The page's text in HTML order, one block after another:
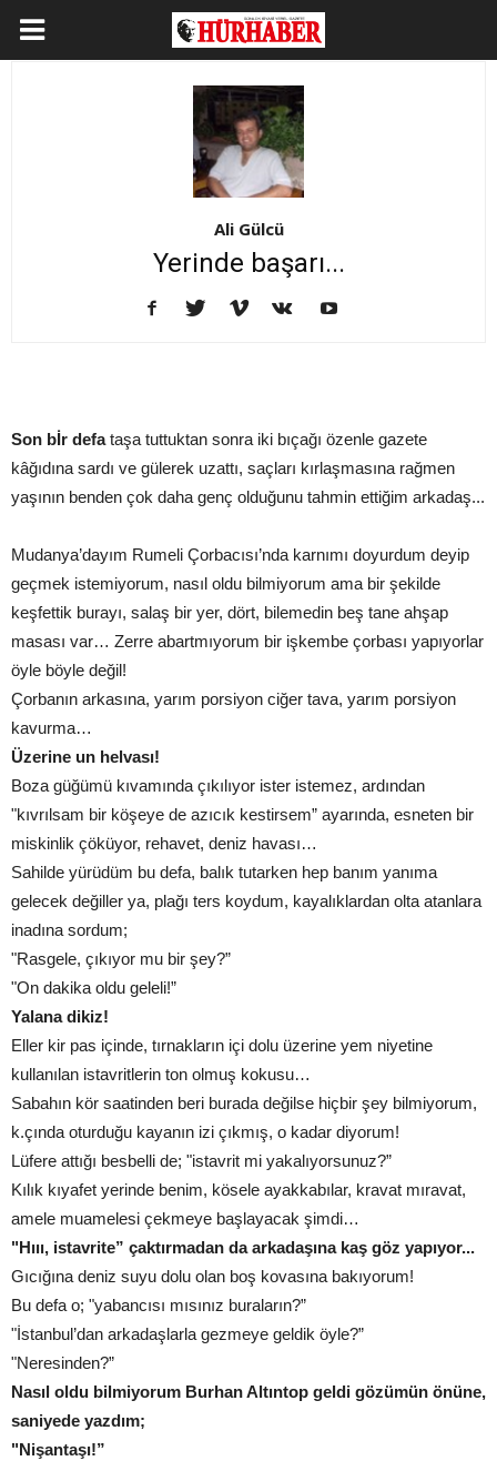
Ali Gülcü
Yerinde başarı...
Son bİr defataşa tuttuktan sonra iki bıçağı özenle gazete
kâğıdına sardı ve gülerek uzattı, saçları kırlaşmasına rağmen
yaşının benden çok daha genç olduğunu tahmin ettiğim arkadaş...
Mudanya’dayım Rumeli Çorbacısı’nda karnımı doyurdum deyip
geçmek istemiyorum, nasıl oldu bilmiyorum ama bir şekilde
keşfettik burayı, salaş bir yer, dört, bilemedin beş tane ahşap
masası var… Zerre abartmıyorum bir işkembe çorbası yapıyorlar
öyle böyle değil!
Çorbanın arkasına, yarım porsiyon ciğer tava, yarım porsiyon
kavurma…
Üzerine un helvası!
Boza güğümü kıvamında çıkılıyor ister istemez, ardından
"kıvrılsam bir köşeye de azıcık kestirsem” ayarında, esneten bir
miskinlik çöküyor, rehavet, deniz havası…
Sahilde yürüdüm bu defa, balık tutarken hep banım yanıma
gelecek değiller ya, plağı ters koydum, kayalıklardan olta atanlara
inadına sordum;
"Rasgele, çıkıyor mu bir şey?”
"On dakika oldu geleli!”
Yalana dikiz!
Eller kir pas içinde, tırnakların içi dolu üzerine yem niyetine
kullanılan istavritlerin ton olmuş kokusu…
Sabahın kör saatinden beri burada değilse hiçbir şey bilmiyorum,
k.çında oturduğu kayanın izi çıkmış, o kadar diyorum!
Lüfere attığı besbelli de; "istavrit mi yakalıyorsunuz?”
Kılık kıyafet yerinde benim, kösele ayakkabılar, kravat mıravat,
amele muamelesi çekmeye başlayacak şimdi…
"Hııı, istavrite” çaktırmadan da arkadaşına kaş göz yapıyor...
Gıcığına deniz suyu dolu olan boş kovasına bakıyorum!
Bu defa o; "yabancısı mısınız buraların?”
"İstanbul’dan arkadaşlarla gezmeye geldik öyle?”
"Neresinden?”
Nasıl oldu bilmiyorum Burhan Altıntop geldi gözümün önüne,
saniyede yazdım;
"Nişantaşı!”